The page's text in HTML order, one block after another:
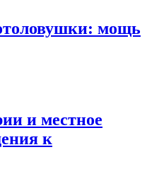
мощь
и местное
к